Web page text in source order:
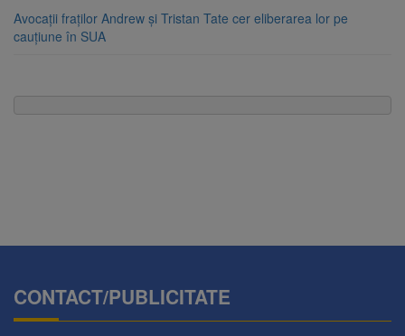
Avocații fraților Andrew și Tristan Tate cer eliberarea lor pe
cauțiune în SUA
CONTACT/PUBLICITATE